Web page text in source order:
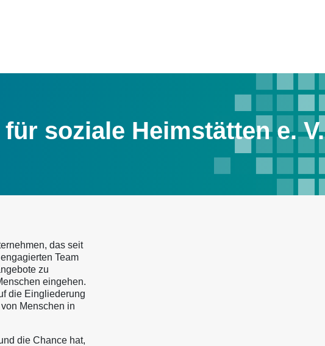
soziale Heimstätten e. V.
das seit
Team
zu
eingehen.
die Eingliederung
Menschen in
die Chance hat,